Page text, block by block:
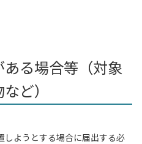
る場合等（対象
ど）
しようとする場合に届出する必